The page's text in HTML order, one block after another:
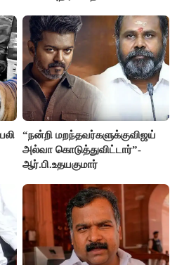
“நன்றி மறந்தவர்களுக்குவிஜய்
அல்வா கொடுத்துவிட்டார்”-
ஆர்.பி.உதயகுமார்